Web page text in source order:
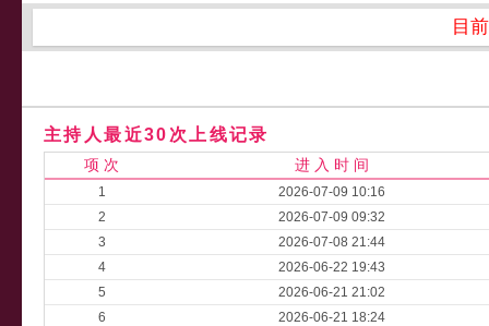
目
主持人最近30次上线记录
项 次 进 入 时 间
1
2026-07-09 10:16
2
2026-07-09 09:32
3
2026-07-08 21:44
4
2026-06-22 19:43
5
2026-06-21 21:02
6
2026-06-21 18:24